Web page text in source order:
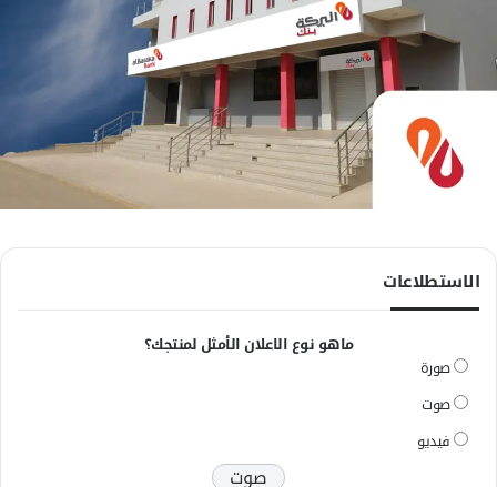
الاستطلاعات
ماهو نوع الاعلان الأمثل لمنتجك؟
صورة
صوت
فيديو